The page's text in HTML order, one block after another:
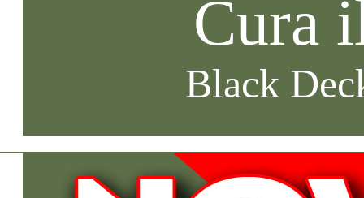
Cura
Black